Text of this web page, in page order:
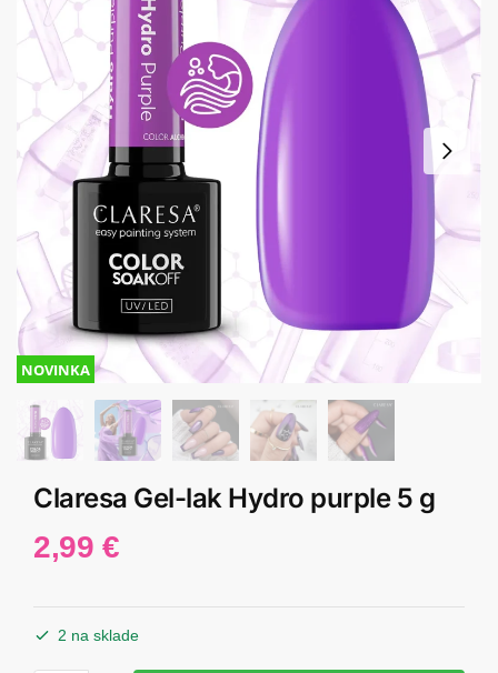
NOVINKA
Claresa Gel-lak Hydro purple 5 g
2,99 €
2 na sklade